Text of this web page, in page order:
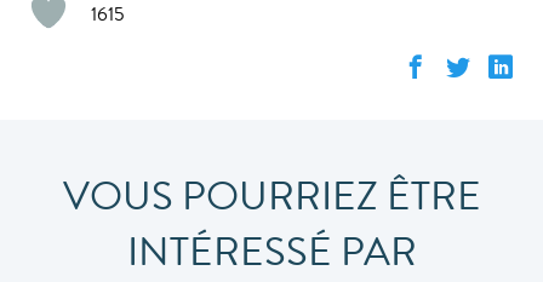
1615
VOUS POURRIEZ ÊTRE
INTÉRESSÉ PAR